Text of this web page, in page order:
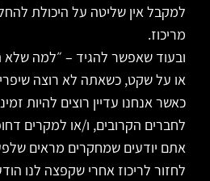
למקבל אין שליטה על היכולת
מריכוז.
ובעוד שאפשר להגיד – ״למה שלא
או על שקט, כשאתה לא רוצה
כאשר אנחנו עדיין רוצים להיות
לחברים הקרובים, ו/או למקרים
לחזור לריכוז אחרי שקפצה לנו